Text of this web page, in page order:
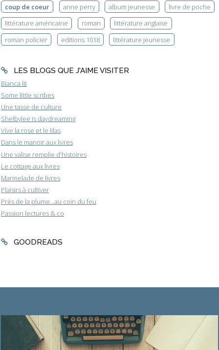
coup de coeur anne perry album jeunesse
livre de poche
littérature américaine
roman
littérature anglaise
roman policier
editions 1018 littérature jeunesse
LES BLOGS QUE J'AIME VISITER
Bianca lit
Some little scribes
Une tasse de culture
Shelbylee is daydreaming
Vive la rose et le lilas
Dans le manoir aux livres
Une valise remplie d'histoires
Le cottage aux livres
Marmelade de livres
Plaisirs à cultiver
Près de la plume...au coin du feu
Passion lectures & co
GOODREADS